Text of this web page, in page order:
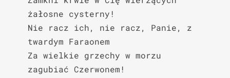
żałosne cysterny!
Nie racz ich, nie racz, Panie, z
twardym Faraonem
Za wielkie grzechy w morzu
zagubiać Czerwonem!